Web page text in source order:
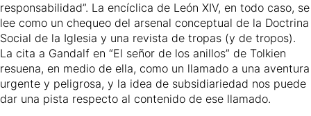
responsabilidad”. La encíclica de León XIV, en todo caso, se
lee como un chequeo del arsenal conceptual de la Doctrina
Social de la Iglesia y una revista de tropas (y de tropos).
La cita a Gandalf en “El señor de los anillos” de Tolkien
resuena, en medio de ella, como un llamado a una aventura
urgente y peligrosa, y la idea de subsidiariedad nos puede
dar una pista respecto al contenido de ese llamado.